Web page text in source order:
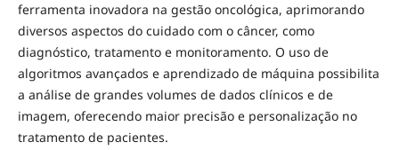
ferramenta inovadora na gestão oncológica, aprimorando
diversos aspectos do cuidado com o câncer, como
diagnóstico, tratamento e monitoramento. O uso de
algoritmos avançados e aprendizado de máquina possibilita
a análise de grandes volumes de dados clínicos e de
imagem, oferecendo maior precisão e personalização no
tratamento de pacientes.